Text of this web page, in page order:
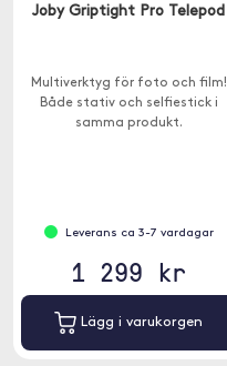
Joby Griptight Pro Telepod
Multiverktyg för foto och film!
Både stativ och selfiestick i
samma produkt.
Leverans ca 3-7 vardagar
1 299 kr
Lägg i varukorgen